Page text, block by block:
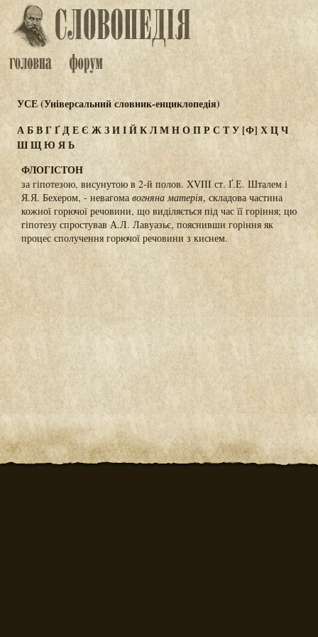
УСЕ (Універсальний словник-енциклопедія)
АБВГҐДЕЄ ЖЗИІЙКЛМНОПРС ТУ[Ф] ХЦЧ
ШЩЮЯЬ
ФЛОГІСТОН
за гіпотезою, висунутою в 2-й полов. XVIII ст. Ґ.Е. Шталем і
Я.Я. Бехером, - невагома вогняна матерія, складова частина
кожної горючої речовини, що виділяється під час її горіння; цю
гіпотезу спростував А.Л. Лавуазьє, пояснивши горіння як
процес сполучення горючої речовини з киснем.